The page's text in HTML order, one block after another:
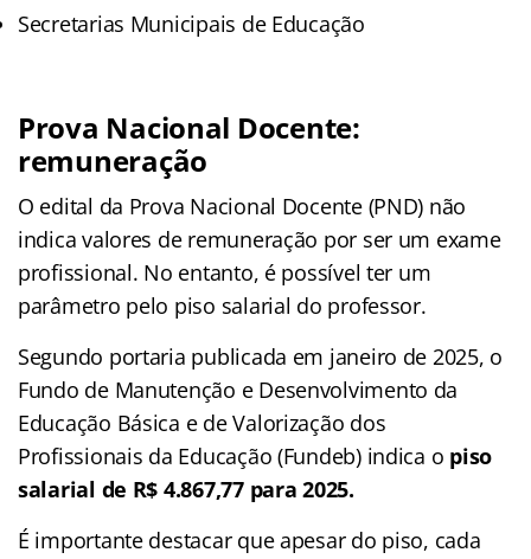
Secretarias Municipais de Educação
Prova Nacional Docente:
remuneração
O edital da Prova Nacional Docente (PND) não
indica valores de remuneração por ser um exame
profissional. No entanto, é possível ter um
parâmetro pelo piso salarial do professor.
Segundo portaria publicada em janeiro de 2025, o
Fundo de Manutenção e Desenvolvimento da
Educação Básica e de Valorização dos
Profissionais da Educação (Fundeb) indica o piso
salarial de R$ 4.867,77 para 2025.
É importante destacar que apesar do piso, cada